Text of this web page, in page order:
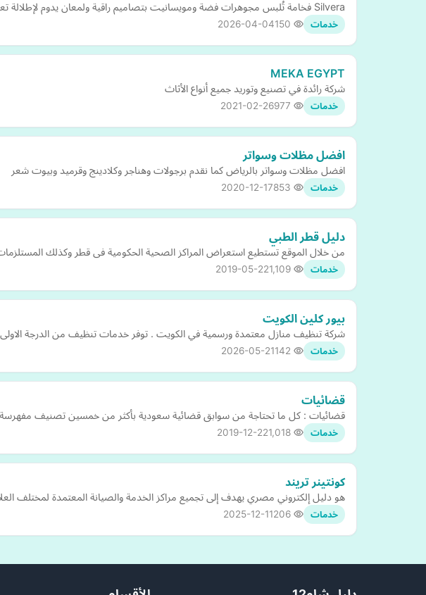
Silvera فخامة تُلبس مجوهرات فضة ومويسانيت بتصاميم راقية ولمعان يدوم لإطلالة تعبّر عنك بكل أناقة
خدمات 2026-04-04
MEKA EGYPT
شركة رائدة في تصنيع وتوريد جميع أنواع الأثاث
خدمات 2021-02-26
افضل مظلات وسواتر
افضل مظلات وسواتر بالرياض كما نقدم برجولات وهناجر وكلادينج وقرميد وبيوت شعر
خدمات 2020-12-17
دليل قطر الطبي
من خلال الموقع تستطيع استعراض المراكز الصحية الحكومية فى قطر وكذلك المستلزمات
خدمات 2019-05-22
بيور كلين الكويت
شركة تنظيف منازل معتمدة ورسمية في الكويت . توفر خدمات تنظيف من الدرجة
خدمات 2026-05-21
قضائيات
قضائيات : كل ما تحتاجة من سوابق قضائية سعودية بأكثر من خمسين تصنيف مفهرسة
خدمات 2019-12-22
كونتينر تريند
هو دليل إلكتروني مصري يهدف إلى تجميع مراكز الخدمة والصيانة المعتمدة لمختلف
خدمات 2025-12-11